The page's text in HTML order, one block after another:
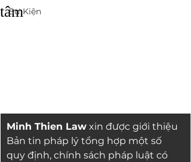
Sự Kiện
tâm
Minh Thien Law xin được giới thiệu
Bản tin pháp lý tổng hợp một số
quy định, chính sách pháp luật có